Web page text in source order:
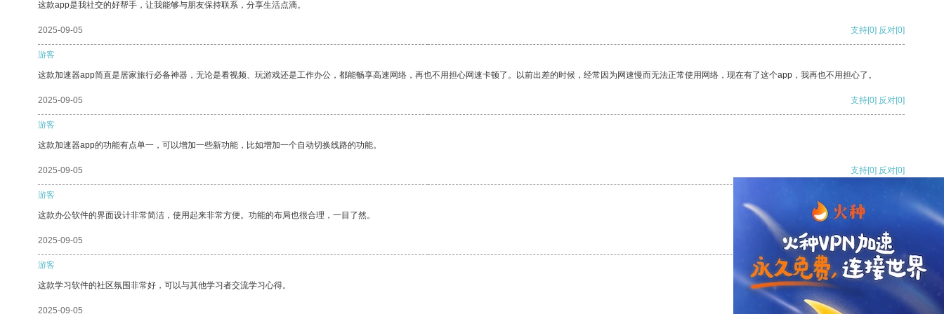
这款app是我社交的好帮手，让我能够与朋友保持联系，分享生活点滴。
2025-09-05 支持[0] 反对[0]
游客
这款加速器app简直是居家旅行必备神器，无论是看视频、玩游戏还是工作办公，都能畅享高速网络，再也不用担心网速卡顿了。以前出差的时候，经常因为网速慢而无法正常使用网络，现在有了这个app，我再也不用担心了。
2025-09-05 支持[0] 反对[0]
游客
这款加速器app的功能有点单一，可以增加一些新功能，比如增加一个自动切换线路的功能。
2025-09-05 支持[0] 反对[0]
游客
这款办公软件的界面设计非常简洁，使用起来非常方便。功能的布局也很合理，一目了然。
2025-09-05 支持[0] 反对
游客
这款学习软件的社区氛围非常好，可以与其他学习者交流学习心得。
2025-09-05 支持